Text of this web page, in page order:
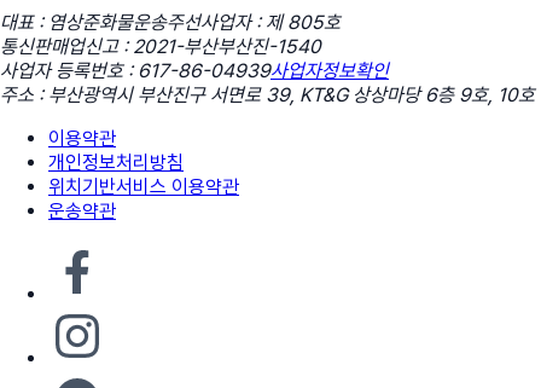
대표 : 염상준화물운송주선사업자 : 제 805호
통신판매업신고 : 2021-부산부산진-1540
사업자 등록번호 : 617-86-04939사업자정보확인
주소 : 부산광역시 부산진구 서면로 39, KT&G 상상마당 6층 9호, 10호
이용약관
개인정보처리방침
위치기반서비스 이용약관
운송약관